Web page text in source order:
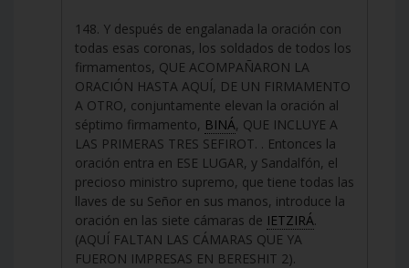
148. Y después de engalanada la oración con
todas esas coronas, los soldados de todos los
firmamentos, QUE ACOMPAÑARON LA
ORACIÓN HASTA AQUÍ, DE UN FIRMAMENTO
A OTRO, conjuntamente elevan la oración al
séptimo firmamento, BINÁ, QUE INCLUYE A
LAS PRIMERAS TRES SEFIROT. . Entonces la
oración entra en ESE LUGAR, y Sandalfón, el
precioso ministro supremo, que tiene todas las
llaves de su Señor en sus manos, introduce la
oración en las siete cámaras de IETZIRÁ.
(AQUÍ FALTAN LAS CÁMARAS QUE YA
FUERON IMPRESAS EN BERESHIT 2).